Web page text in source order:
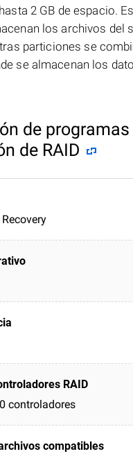
2 GB de espacio.
los archivos del
particiones se
se almacenan los
de programas
de RAID
controladores